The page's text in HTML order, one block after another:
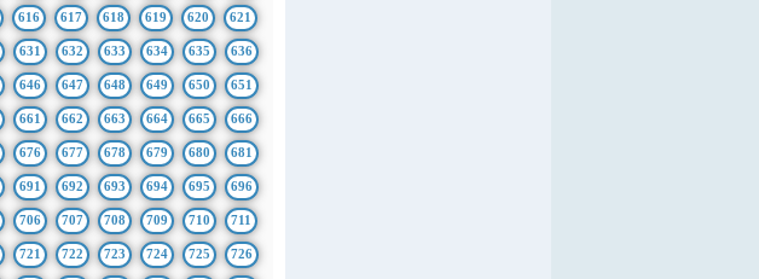
616 617 618 619 620 621
631 632 633 634 635 636
646 647 648 649 650 651
661 662 663 664 665 666
676 677 678 679 680 681
691 692 693 694 695 696
706 707 708 709 710 711
721 722 723 724 725 726